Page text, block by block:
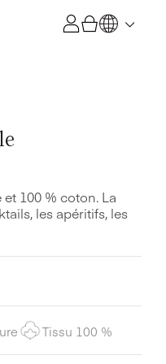
100 % coton. La
les apéritifs, les
Tissu 100 %